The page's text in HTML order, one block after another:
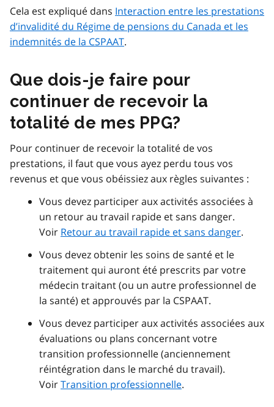
Cela est expliqué dans Interaction entre les prestations
d’invalidité du Régime de pensions du Canada et les
indemnités de la CSPAAT.
Que dois-je faire pour
continuer de recevoir la
totalité de mes PPG?
Pour continuer de recevoir la totalité de vos
prestations, il faut que vous ayez perdu tous vos
revenus et que vous obéissiez aux règles suivantes :
Vous devez participer aux activités associées à
un retour au travail rapide et sans danger.
Voir Retour au travail rapide et sans danger.
Vous devez obtenir les soins de santé et le
traitement qui auront été prescrits par votre
médecin traitant (ou un autre professionnel de
la santé) et approuvés par la CSPAAT.
Vous devez participer aux activités associées aux
évaluations ou plans concernant votre
transition professionnelle (anciennement
réintégration dans le marché du travail).
VoirTransition professionnelle.